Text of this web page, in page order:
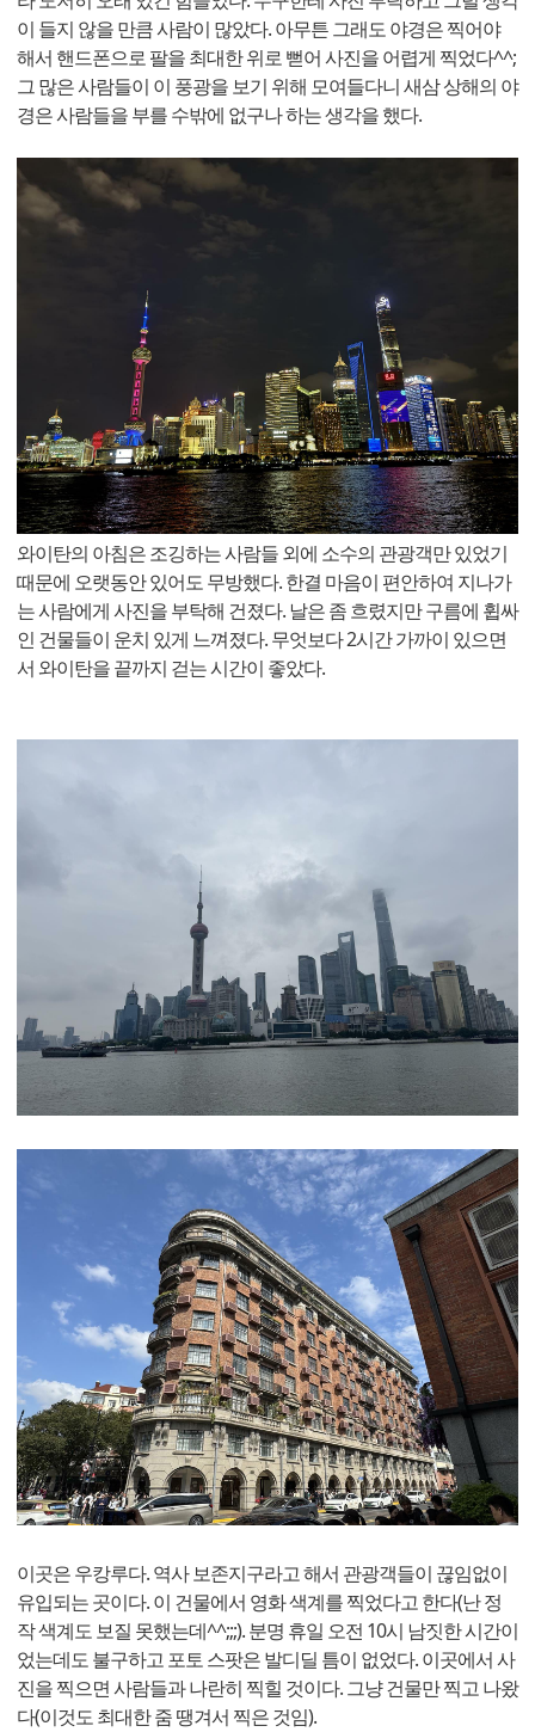
이 들지 않을 만큼 사람이 많았다. 아무튼 그래도 야경은 찍어야
해서 핸드폰으로 팔을 최대한 위로 뻗어 사진을 어렵게 찍었다^^;
그 많은 사람들이 이 풍광을 보기 위해 모여들다니 새삼 상해의 야
경은 사람들을 부를 수밖에 없구나 하는 생각을 했다.
와이탄의 아침은 조깅하는 사람들 외에 소수의 관광객만 있었기
때문에 오랫동안 있어도 무방했다. 한결 마음이 편안하여 지나가
는 사람에게 사진을 부탁해 건졌다. 날은 좀 흐렸지만 구름에 휩싸
인 건물들이 운치 있게 느껴졌다. 무엇보다 2시간 가까이 있으면
서 와이탄을 끝까지 걷는 시간이 좋았다.
이곳은 우캉루다. 역사 보존지구라고 해서 관광객들이 끊임없이
유입되는 곳이다. 이 건물에서 영화 색계를 찍었다고 한다(난 정
작 색계도 보질 못했는데^^;;;). 분명 휴일 오전 10시 남짓한 시간이
었는데도 불구하고 포토 스팟은 발디딜 틈이 없었다. 이곳에서 사
진을 찍으면 사람들과 나란히 찍힐 것이다. 그냥 건물만 찍고 나왔
다(이것도 최대한 줌 땡겨서 찍은 것임).